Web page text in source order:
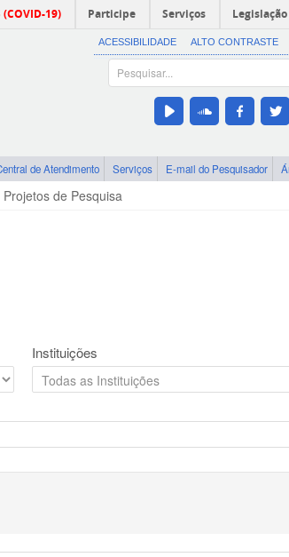
(COVID-19) Participe Serviços Legislação
ACESSIBILIDADE ALTO CONTRASTE
de Atendimento Serviços E-mail do Pesquisador
Projetos de Pesquisa
Instituições